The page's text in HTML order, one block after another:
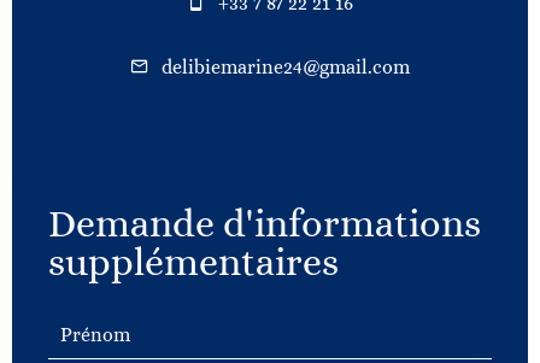
delibiemarine24@gmail.com
Demande d'informations
supplémentaires